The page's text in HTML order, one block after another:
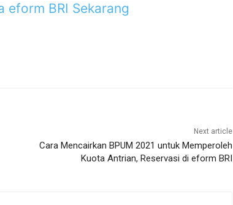
eform BRI Sekarang
Next article
Cara Mencairkan BPUM 2021 untuk Memperoleh
Kuota Antrian, Reservasi di eform BRI